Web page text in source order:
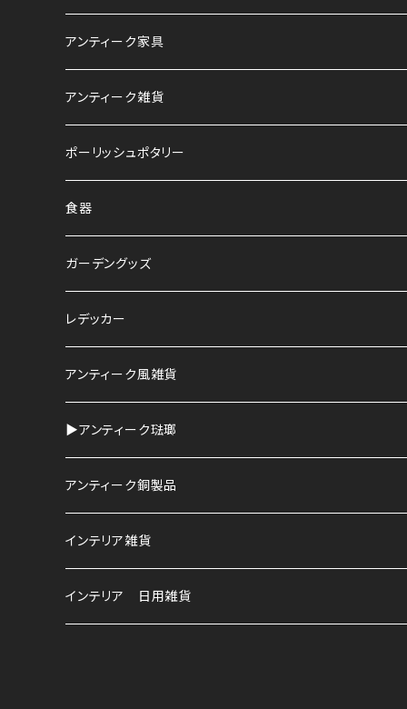
アンティーク家具
アンティーク雑貨
ポーリッシュポタリー
食器
ガーデングッズ
鉢
HAWS
レデッカー
アンティーク風雑貨
▶︎アンティーク琺瑯
アンティーク銅製品
インテリア雑貨
インテリア 日用雑貨